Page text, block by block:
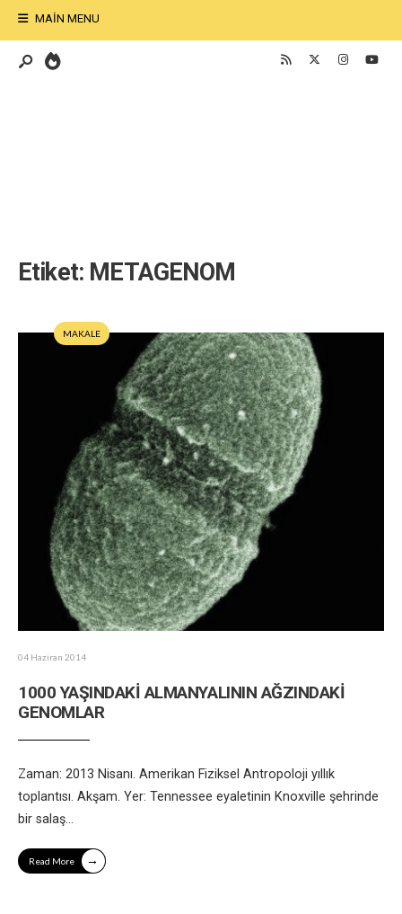
MAIN MENU
Etiket: METAGENOM
MAKALE
04 Haziran 2014
1000 YAŞINDAKİ ALMANYALININ AĞZINDAKİ
GENOMLAR
Zaman: 2013 Nisanı. Amerikan Fiziksel Antropoloji yıllık
toplantısı. Akşam. Yer: Tennessee eyaletinin Knoxville şehrinde
bir salaş...
Read More →